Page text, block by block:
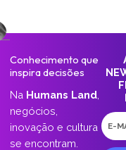
Conhecimento que
inspira decisões
Na Humans Land
negócios,
inovação e cultura
se encontram.
E-
mail